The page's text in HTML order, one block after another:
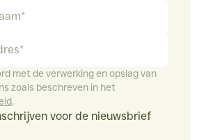
at work. Journal of Management, 42(5),
Neyrinck, B., Niemiec, C. P., Soenens, B.,
orientations, psychological need
outcomes: A self-determination theory
of Occupational and Organizational
, 80(2), 251-277.
096317906x111024
met de verwerking en opslag van
zoals beschreven in het
.
voor de nieuwsbrief